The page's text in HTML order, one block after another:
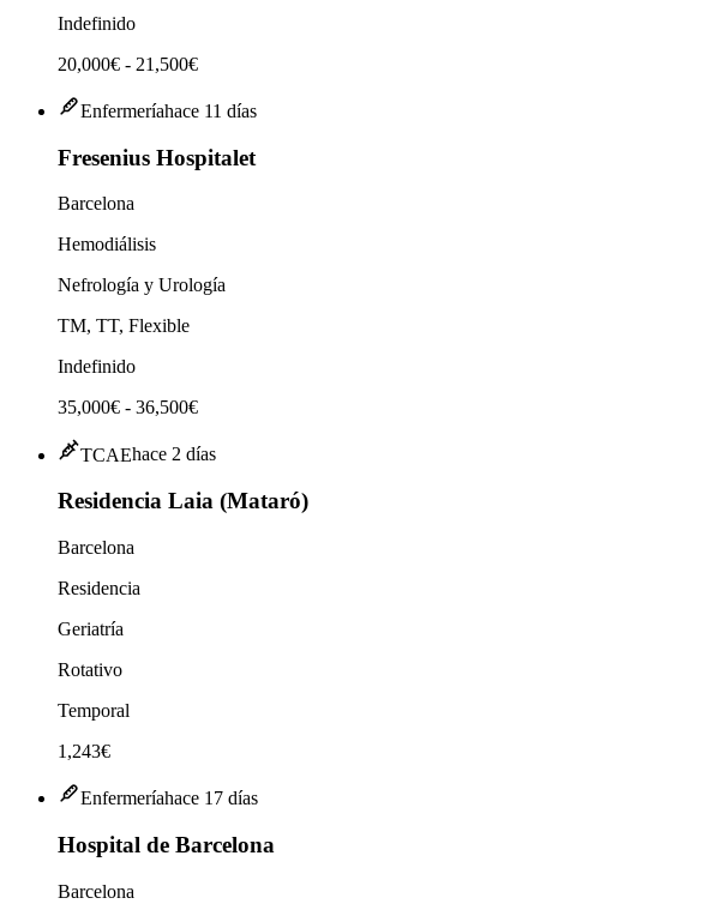
Indefinido
20,000€ - 21,500€
Enfermeríahace 11 días
Fresenius Hospitalet
Barcelona
Hemodiálisis
Nefrología y Urología
TM, TT, Flexible
Indefinido
35,000€ - 36,500€
TCAEhace 2 días
Residencia Laia (Mataró)
Barcelona
Residencia
Geriatría
Rotativo
Temporal
1,243€
Enfermeríahace 17 días
Hospital de Barcelona
Barcelona